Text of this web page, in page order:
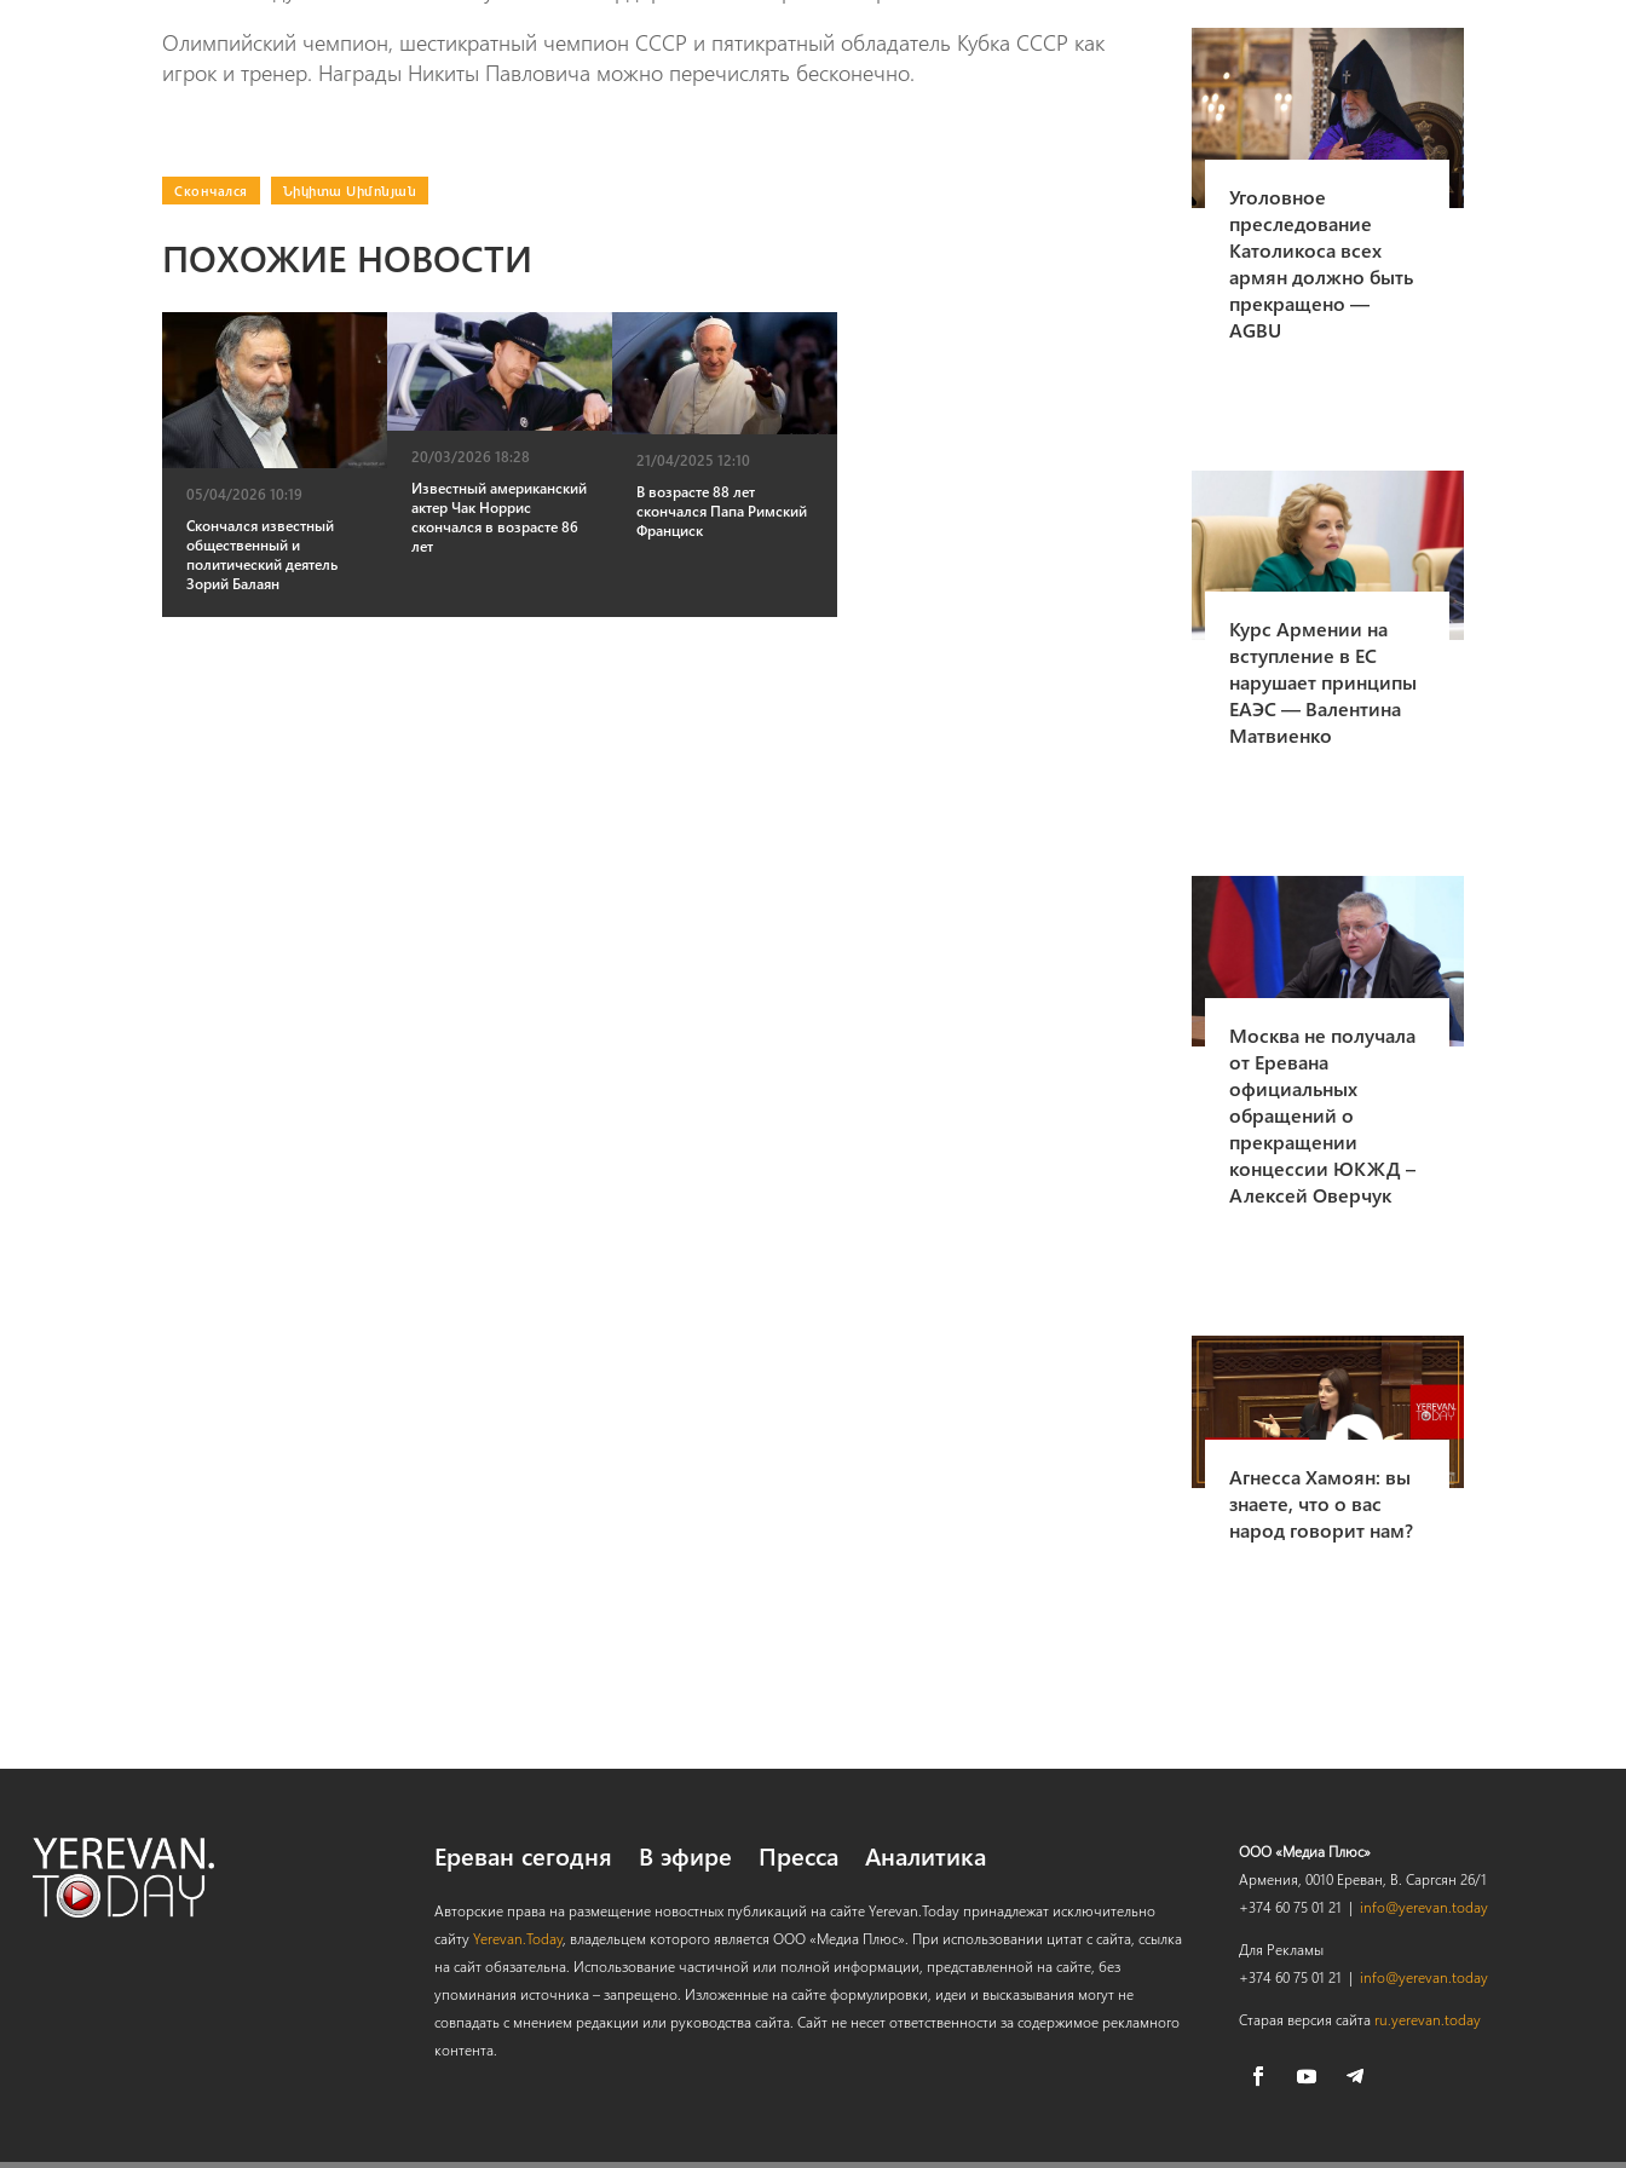
Олимпийский чемпион, шестикратный чемпион СССР и пятикратный обладатель Кубка СССР как
игрок и тренер. Награды Никиты Павловича можно перечислять бесконечно.
Скончался Նիկիտա Սիմոնյան
ПОХОЖИЕ НОВОСТИ
05/04/2026 10:19
Скончался известный
общественный и
политический деятель
Зорий Балаян
20/03/2026 18:28
Известный американский
актер Чак Норрис
скончался в возрасте 86
лет
21/04/2025 12:10
В возрасте 88 лет
скончался Папа Римский
Франциск
Уголовное
преследование
Католикоса всех
армян должно быть
прекращено —
AGBU
Курс Армении на
вступление в ЕС
нарушает принципы
ЕАЭС — Валентина
Матвиенко
Москва не получала
от Еревана
официальных
обращений о
прекращении
концессии ЮКЖД –
Алексей Оверчук
Агнесса Хамоян: вы
знаете, что о вас
народ говорит нам?
Ереван сегодня В эфире Пресса Аналитика
Авторские права на размещение новостных публикаций на сайте Yerevan.Today принадлежат исключительно
сайтуYerevan.Today, владельцем которого является ООО «Медиа Плюс». При использовании цитат с сайта, ссылка
на сайт обязательна. Использование частичной или полной информации, представленной на сайте, без
упоминания источника – запрещено. Изложенные на сайте формулировки, идеи и высказывания могут не
совпадать с мнением редакции или руководства сайта. Сайт не несет ответственности за содержимое рекламного
контента.
ООО «Медиа Плюс»
Армения, 0010 Ереван, В. Саргсян 26/1
+374 60 75 01 21 | info@yerevan.today
Для Рекламы
+374 60 75 01 21 | info@yerevan.today
Старая версия сайта ru.yerevan.today